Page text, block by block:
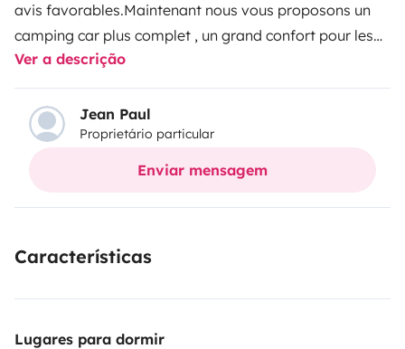
avis favorables.Maintenant nous vous proposons un
camping car plus complet , un grand confort pour les
longs trajets, équipés pour 4 personnes, avec douche
et wc séparés.*Possibilité de se garer chez nous lors de
la location*2 lits (140x200) .
votre disposition pour venir vous chercher à l'aéroport
de Bordeaux Mérignac, où à la gare ferroviaire de
contacter pour tous renseignements complémentaires.
Ver a descrição
Jean Paul
Proprietário particular
Enviar mensagem
Características
Lugares para dormir